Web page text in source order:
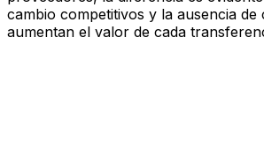
cambio competitivos y la ausencia de
aumentan el valor de cada